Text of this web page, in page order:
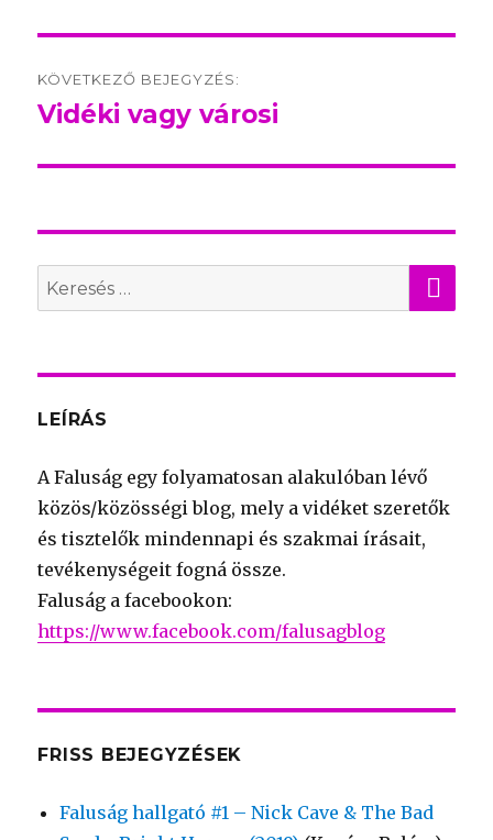
KÖVETKEZŐ BEJEGYZÉS:
Következő
Vidéki vagy városi
Search
for:
LEÍRÁS
A Faluság egy folyamatosan alakulóban lévő
közös/közösségi blog, mely a vidéket szeretők
és tisztelők mindennapi és szakmai írásait,
tevékenységeit fogná össze.
Faluság a facebookon:
https://www.facebook.com/falusagblog
FRISS BEJEGYZÉSEK
Faluság hallgató #1 – Nick Cave & The Bad